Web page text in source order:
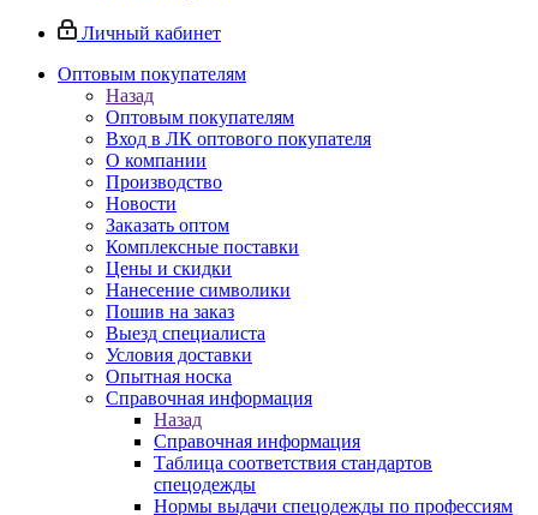
Личный кабинет
Оптовым покупателям
Назад
Оптовым покупателям
Вход в ЛК оптового покупателя
О компании
Производство
Новости
Заказать оптом
Комплексные поставки
Цены и скидки
Нанесение символики
Пошив на заказ
Выезд специалиста
Условия доставки
Опытная носка
Справочная информация
Назад
Справочная информация
Таблица соответствия стандартов
спецодежды
Нормы выдачи спецодежды по профессиям